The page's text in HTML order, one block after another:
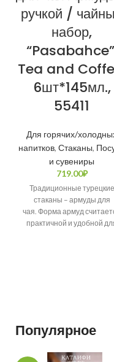
ручкой /
набор,
Tea and
6шт*145мл.,
55411
Для горячих/
напитков, Стаканы,
и сувениры
719.00₽
Традиционные турецкие
стаканы – армуды для
чая. Форма армуд
практичной и удобной
Популярное